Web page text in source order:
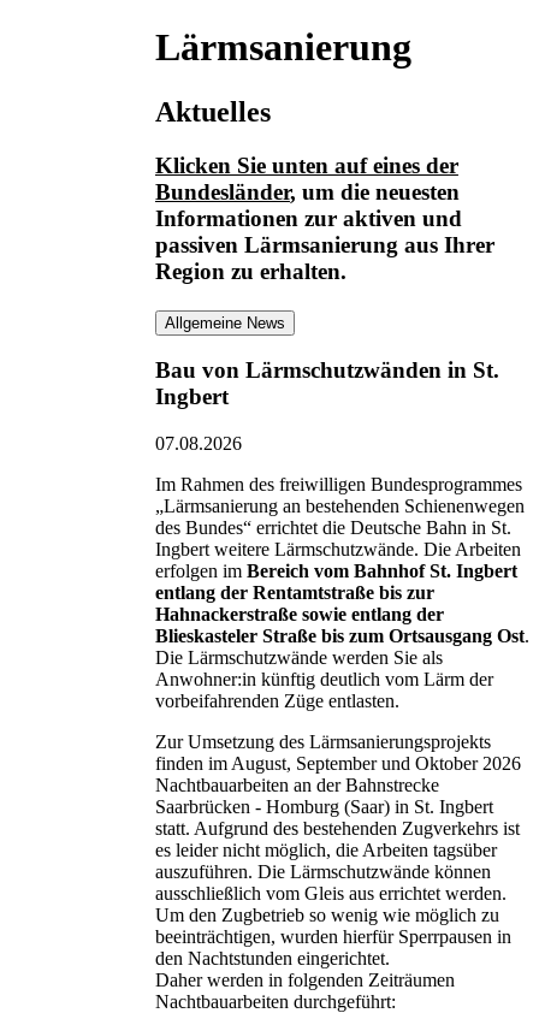
Lärmsanierung
Aktuelles
Klicken Sie unten auf eines der
Bundesländer, um die neuesten
Informationen zur aktiven und
passiven Lärmsanierung aus Ihrer
Region zu erhalten.
Allgemeine News
Bau von Lärmschutzwänden in St.
Ingbert
07.08.2026
Im Rahmen des freiwilligen Bundesprogrammes
„Lärmsanierung an bestehenden Schienenwegen
des Bundes“ errichtet die Deutsche Bahn in St.
Ingbert weitere Lärmschutzwände. Die Arbeiten
erfolgen imBereich vom Bahnhof St. Ingbert
entlang der Rentamtstraße bis zur
Hahnackerstraße sowie entlang der
Blieskasteler Straße bis zum Ortsausgang Ost.
Die Lärmschutzwände werden Sie als
Anwohner:in künftig deutlich vom Lärm der
vorbeifahrenden Züge entlasten.
Zur Umsetzung des Lärmsanierungsprojekts
finden im August, September und Oktober 2026
Nachtbauarbeiten an der Bahnstrecke
Saarbrücken - Homburg (Saar) in St. Ingbert
statt. Aufgrund des bestehenden Zugverkehrs ist
es leider nicht möglich, die Arbeiten tagsüber
auszuführen. Die Lärmschutzwände können
ausschließlich vom Gleis aus errichtet werden.
Um den Zugbetrieb so wenig wie möglich zu
beeinträchtigen, wurden hierfür Sperrpausen in
den Nachtstunden eingerichtet.
Daher werden in folgenden Zeiträumen
Nachtbauarbeiten durchgeführt: